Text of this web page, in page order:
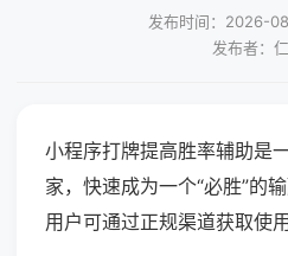
发布时间：2026-
发布者：
小程序打牌提高胜率辅助是
家，快速成为一个“必胜”的
用户可通过正规渠道获取使用